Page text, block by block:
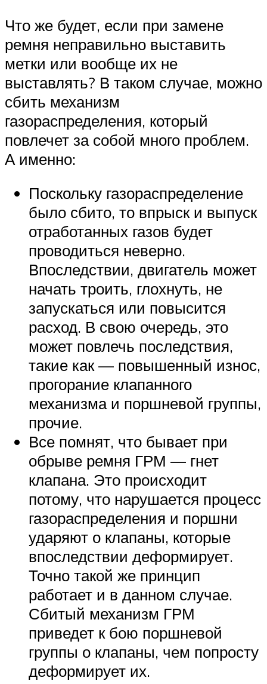
Что же будет, если при замене
ремня неправильно выставить
метки или вообще их не
выставлять? В таком случае, можно
сбить механизм
газораспределения, который
повлечет за собой много проблем.
А именно:
Поскольку газораспределение
было сбито, то впрыск и выпуск
отработанных газов будет
проводиться неверно.
Впоследствии, двигатель может
начать троить, глохнуть, не
запускаться или повысится
расход. В свою очередь, это
может повлечь последствия,
такие как — повышенный износ,
прогорание клапанного
механизма и поршневой группы,
прочие.
Все помнят, что бывает при
обрыве ремня ГРМ — гнет
клапана. Это происходит
потому, что нарушается процесс
газораспределения и поршни
ударяют о клапаны, которые
впоследствии деформирует.
Точно такой же принцип
работает и в данном случае.
Сбитый механизм ГРМ
приведет к бою поршневой
группы о клапаны, чем попросту
деформирует их.